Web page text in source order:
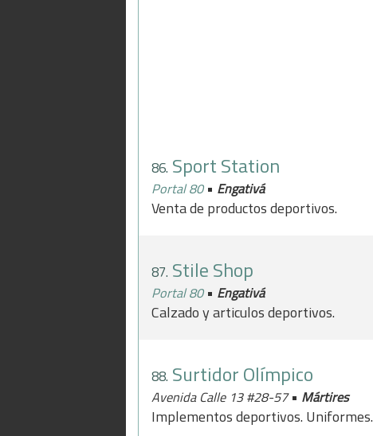
86. Sport Station
Portal 80 • Engativá
Venta de productos deportivos.
87. Stile Shop
Portal 80 • Engativá
Calzado y articulos deportivos.
88. Surtidor Olímpico
Avenida Calle 13 #28-57• Mártires
Implementos deportivos. Uniformes.